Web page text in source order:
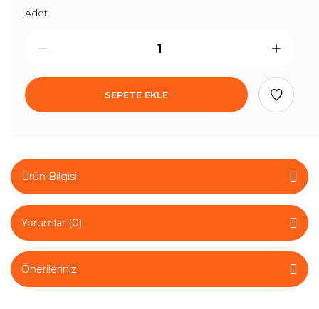
Adet
SEPETE EKLE
Ürün Bilgisi
Yorumlar (0)
Önerileriniz